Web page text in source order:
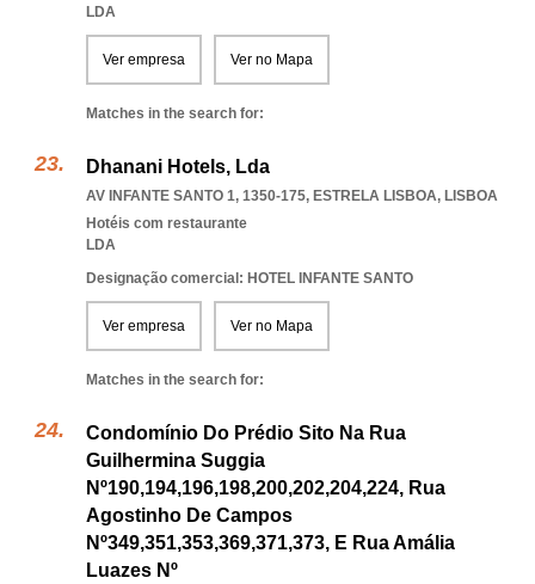
LDA
Ver empresa Ver no Mapa
Matches in the search for:
Dhanani Hotels, Lda
AV INFANTE SANTO 1, 1350-175, ESTRELA LISBOA, LISBOA
Hotéis com restaurante
LDA
Designação comercial: HOTEL INFANTE SANTO
Ver empresa Ver no Mapa
Matches in the search for:
Condomínio Do Prédio Sito Na Rua
Guilhermina Suggia
Nº190,194,196,198,200,202,204,224, Rua
Agostinho De Campos
Nº349,351,353,369,371,373, E Rua Amália
Luazes Nº